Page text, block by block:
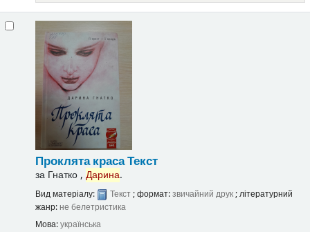
Проклята красаТекст
за Гнатко , Дарина.
Вид матеріалу: Текст; формат:звичайний друк; літературний
жанр: не белетристика
Мова:українська